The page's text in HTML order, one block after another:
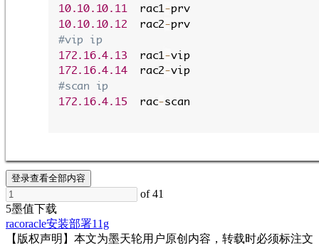
10.10.10.11
  rac1
-prv
10.10.10.12
  rac2
-prv
#vip ip
172.16.4.13
  rac1
-vip
172.16.4.14
  rac2
-vip
#scan ip
172.16.4.15
  rac
-scan
登录查看全部内容
of 41
5墨值下载
racoracle安装部署11g
【版权声明】本文为墨天轮用户原创内容，转载时必须标注文